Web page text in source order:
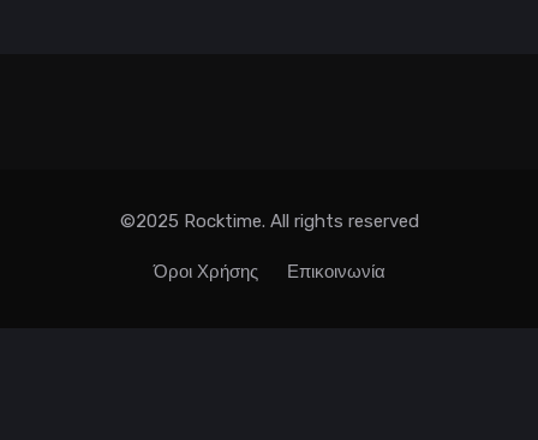
©2025 Rocktime. All rights reserved
Όροι Χρήσης Επικοινωνία